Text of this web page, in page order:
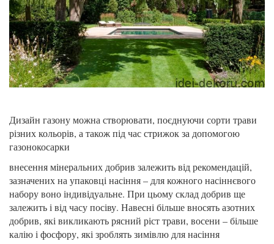
Дизайн газону можна створювати, поєднуючи сорти трави
різних кольорів, а також під час стрижок за допомогою
газонокосарки
внесення мінеральних добрив залежить від рекомендацій,
зазначених на упаковці насіння – для кожного насіннєвого
набору воно індивідуальне. При цьому склад добрив ще
залежить і від часу посіву. Навесні більше вносять азотних
добрив, які викликають рясний ріст трави, восени – більше
калію і фосфору, які зроблять зимівлю для насіння